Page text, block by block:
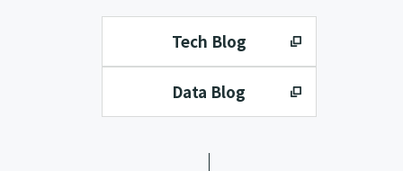
Tech Blog
Data Blog